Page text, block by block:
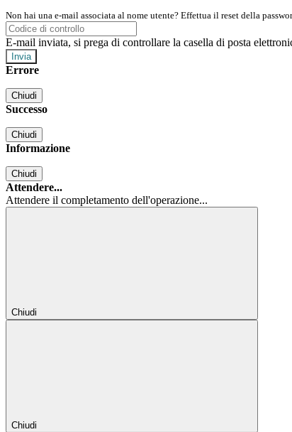
Non hai una e-mail associata al nome utente? Effettua il reset della
E-mail inviata, si prega di controllare la casella di posta
Errore
Chiudi
Successo
Chiudi
Informazione
Chiudi
Attendere...
Attendere il completamento dell'operazione...
Chiudi
Chiudi